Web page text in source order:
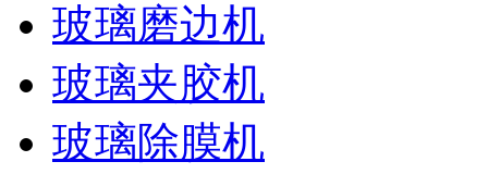
玻璃磨边机
玻璃夹胶机
玻璃除膜机